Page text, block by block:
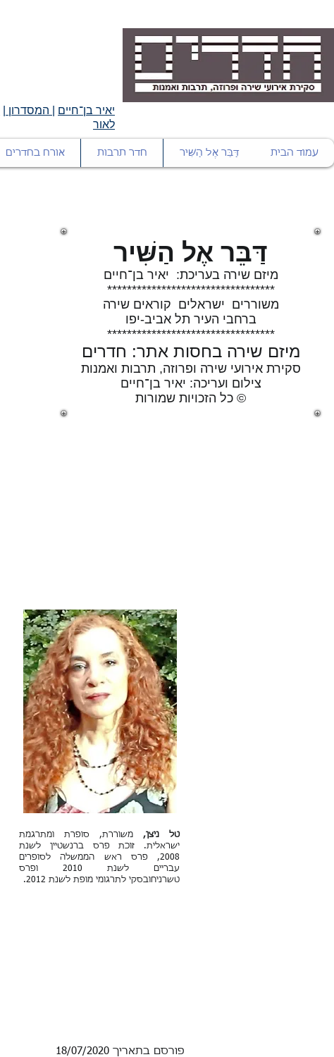
יאיר בן־חיים המסדרון
לאור
עמוד הבית דַּבֵּר אֶל הַשִּׁיר חדר תרבות אורח בחדרים
דַּבֵּר אֶל הַשִּׁיר
מיזם שירה בעריכת: יאיר בן־חיים
**********************************
משוררים ישראלים קוראים שירה
ברחבי העיר תל אביב-יפו
**********************************
מיזם שירה בחסות אתר: חדרים
סקירת אירועי שירה ופרוזה, תרבות ואמנות
צילום ועריכה: יאיר בן־חיים
© כל הזכויות שמורות
טל ניצן, משוררת, סופרת ומתרגמת
ישראלית. זוכת פרס ברנשטיין לשנת
2008, פרס ראש הממשלה לסופרים
עבריים לשנת 2010 ופרס
טשרניחובסקי לתרגומי מופת לשנת 2012.
פורסם בתאריך 18/07/2020